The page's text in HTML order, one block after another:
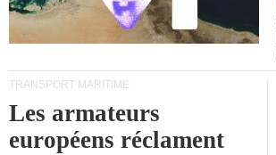
TRANSPORT MARITIME
Les armateurs
européens réclament